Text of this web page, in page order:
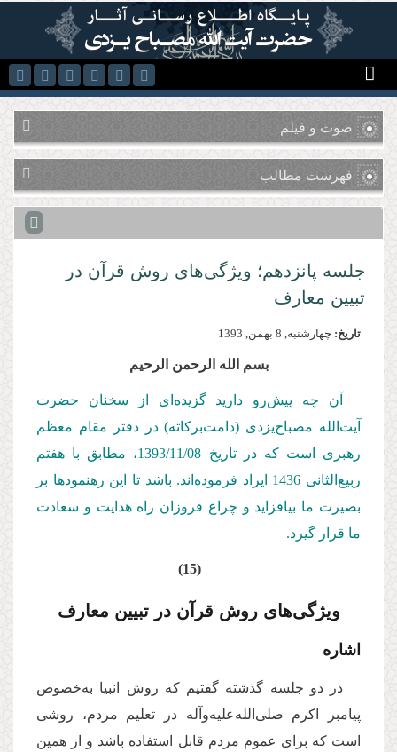
رفتن به محتوای اصلی
صوت و فیلم
فهرست مطالب
جلسه پانزدهم؛ ویژگی‌های روش قرآن در
تبیین معارف
تاریخ: چهارشنبه, 8 بهمن, 1393
بسم الله الرحمن الرحیم
آن چه پیش‌رو دارید گزیده‌ای از سخنان حضرت
آیت‌الله مصباح‌یزدی (دامت‌بركاته) در دفتر مقام معظم
رهبری است كه در تاریخ 1393/11/08، مطابق با هفتم
ربیع‌الثانی 1436 ایراد فرموده‌اند. باشد تا این رهنمودها بر
بصیرت ما بیافزاید و چراغ فروزان راه هدایت و سعادت
ما قرار گیرد.
(15)
ویژگی‌های روش قرآن در تبیین معارف
اشاره
در دو جلسه گذشته گفتیم که روش انبیا به‌خصوص
پیامبر اکرم صلی‌الله‌علیه‌وآله در تعلیم مردم، روشی
است که برای عموم مردم قابل استفاده باشد و از همین